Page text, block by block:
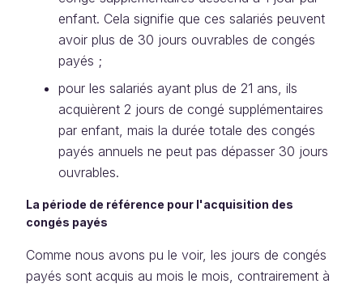
enfant. Cela signifie que ces salariés peuvent
avoir plus de 30 jours ouvrables de congés
payés ;
pour les salariés ayant plus de 21 ans, ils
acquièrent 2 jours de congé supplémentaires
par enfant, mais la durée totale des congés
payés annuels ne peut pas dépasser 30 jours
ouvrables.
La période de référence pour l'acquisition des
congés payés
Comme nous avons pu le voir, les jours de congés
payés sont acquis au mois le mois, contrairement à